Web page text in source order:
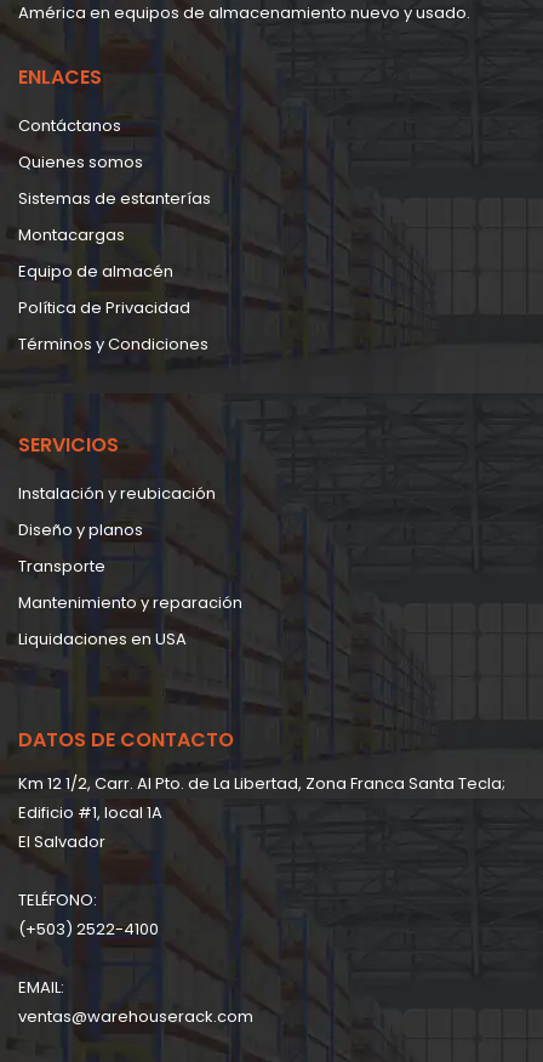
América en equipos de almacenamiento nuevo y usado.
ENLACES
Contáctanos
Quienes somos
Sistemas de estanterías
Montacargas
Equipo de almacén
Política de Privacidad
Términos y Condiciones
SERVICIOS
Instalación y reubicación
Diseño y planos
Transporte
Mantenimiento y reparación
Liquidaciones en USA
DATOS DE CONTACTO
Km 12 1/2, Carr. Al Pto. de La Libertad, Zona Franca Santa Tecla;
Edificio #1, local 1A
EI Salvador
TELÉFONO:
(+503) 2522-4100
EMAIL:
ventas@warehouserack.com